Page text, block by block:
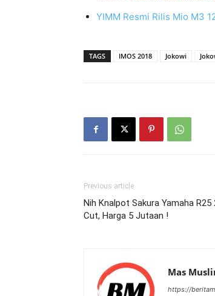
YIMM Resmi Rilis Mio M3
TAGS IMOS 2018 Jokowi
Previous article
Nih Knalpot Sakura Yamaha
Cut, Harga 5 Jutaan !
Mas
https://